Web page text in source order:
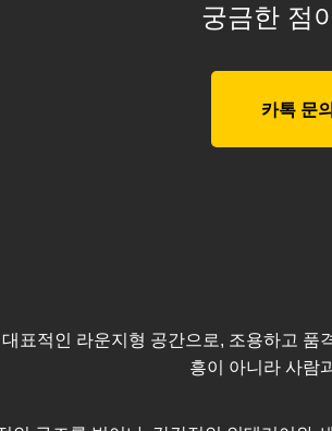
궁금한 점
카톡 문의
표적인 라운지형 공간으로, 조용하고 품
흥이 아니라 사람